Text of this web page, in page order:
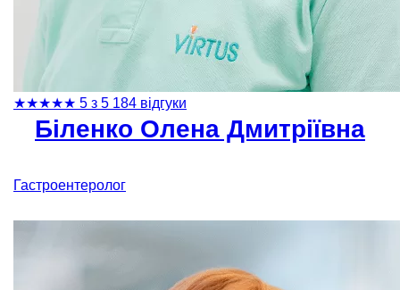
★★★★★ 5 з 5 184 відгуки
Біленко Олена Дмитріївна
Гастроентеролог